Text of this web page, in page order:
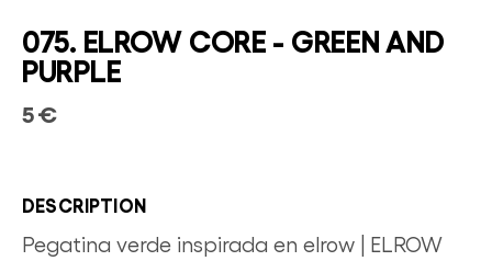
075. ELROW CORE - GREEN AND
PURPLE
5 €
DESCRIPTION
Pegatina verde inspirada en elrow | ELROW